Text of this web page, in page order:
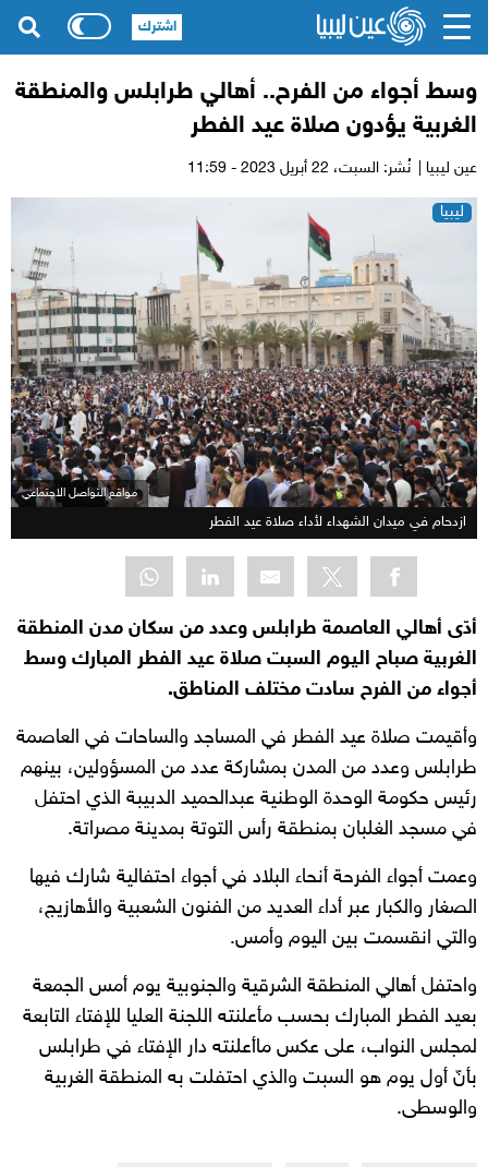
وسط أجواء من الفرح.. أهالي طرابلس والمنطقة
الغربية يؤدون صلاة عيد الفطر
عين ليبيا | نُشر: السبت،
ليبيا
مواقع التواصل الاجتماعي
ازدحام في ميدان الشهداء لأداء صلاة عيد الفطر
أدّى أهالي العاصمة طرابلس وعدد من سكان مدن المنطقة
الغربية صباح اليوم السبت صلاة عيد الفطر المبارك وسط
أجواء من الفرح سادت مختلف المناطق.
وأقيمت صلاة عيد الفطر في المساجد والساحات في العاصمة
طرابلس وعدد من المدن بمشاركة عدد من المسؤولين، بينهم
رئيس حكومة الوحدة الوطنية عبدالحميد الدبيبة الذي احتفل
في مسجد الغلبان بمنطقة رأس التوتة بمدينة مصراتة.
وعمت أجواء الفرحة أنحاء البلاد في أجواء احتفالية شارك فيها
الصغار والكبار عبر أداء العديد من الفنون الشعبية والأهازيج،
والتي انقسمت بين اليوم وأمس.
واحتفل أهالي المنطقة الشرقية والجنوبية يوم أمس الجمعة
بعيد الفطر المبارك بحسب مأعلنته اللجنة العليا للإفتاء التابعة
لمجلس النواب، على عكس ماأعلنته دار الإفتاء في طرابلس
بأنّ أول يوم هو السبت والذي احتفلت به المنطقة الغربية
والوسطى.
اشترك